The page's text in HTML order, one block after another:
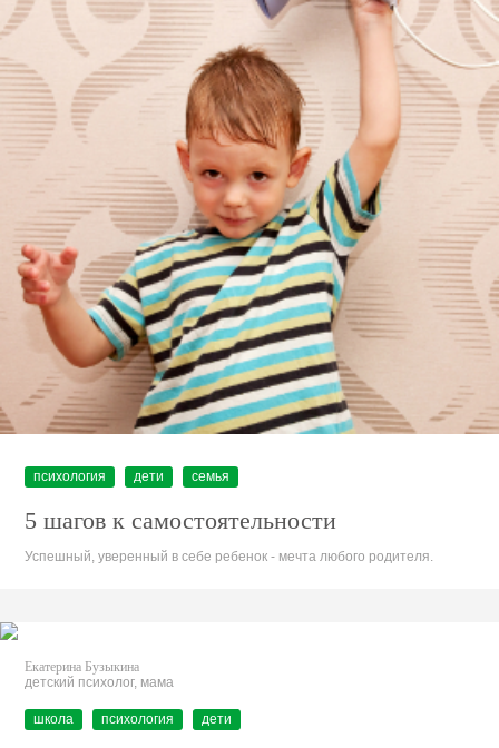
психология дети семья
5 шагов к самостоятельности
Успешный, уверенный в себе ребенок - мечта любого родителя.
Екатерина Бузыкина
детский психолог, мама
школа психология дети